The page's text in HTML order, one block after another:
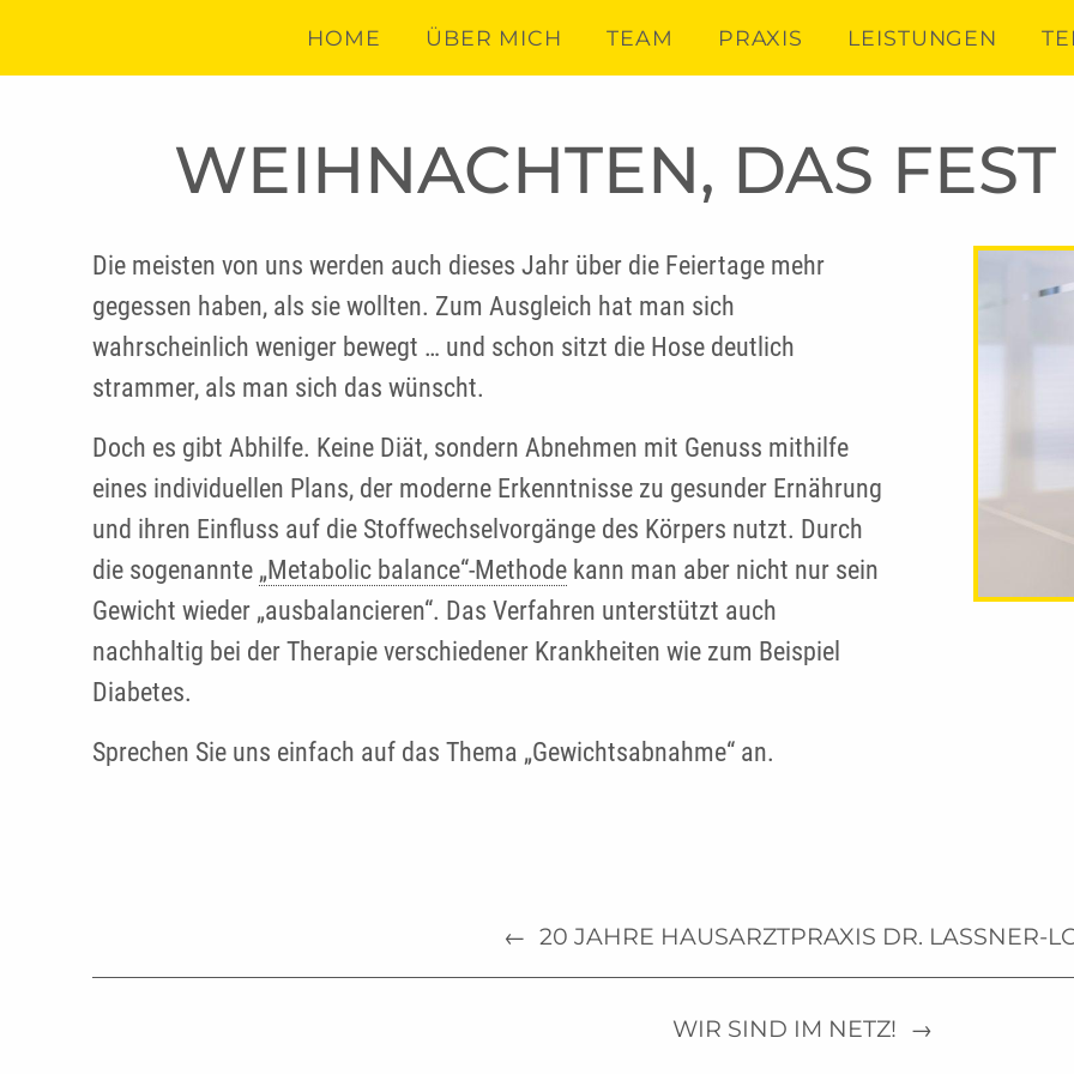
HOME ÜBER MICH TEAM PRAXIS LEISTUNGEN
WEIHNACHTEN, DAS
Die meisten von uns werden auch dieses Jahr über die Feiertage mehr
gegessen haben, als sie wollten. Zum Ausgleich hat man sich
wahrscheinlich weniger bewegt … und schon sitzt die Hose deutlich
strammer, als man sich das wünscht.
Doch es gibt Abhilfe. Keine Diät, sondern Abnehmen mit Genuss mithilfe
eines individuellen Plans, der moderne Erkenntnisse zu gesunder Ernährung
und ihren Einfluss auf die Stoffwechselvorgänge des Körpers nutzt. Durch
die sogenannte „Metabolic balance“-Methode kann man aber nicht nur sein
Gewicht wieder „ausbalancieren“. Das Verfahren unterstützt auch
nachhaltig bei der Therapie verschiedener Krankheiten wie zum Beispiel
Diabetes.
Sprechen Sie uns einfach auf das Thema „Gewichtsabnahme“ an.
← 20 JAHRE HAUSARZTPRAXIS DR. LASSNER-
WIR SIND IM NETZ! →